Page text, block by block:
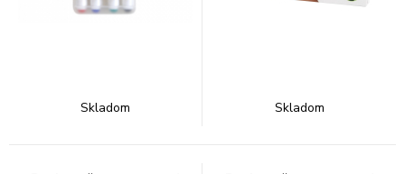
Skladom Skladom